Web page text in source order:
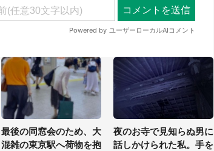
最後の同窓会のため、大
混雑の東京駅へ荷物を抱
夜のお寺で見知らぬ男に
話しかけられた私。手を